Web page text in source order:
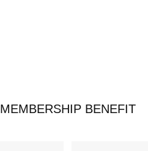
MEMBERSHIP BENEFIT